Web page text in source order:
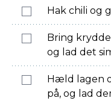
Hak chili og
Bring
og lad det
Hæld lagen
på, og lad